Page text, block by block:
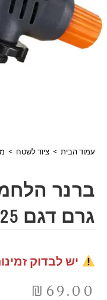
עמוד הבית > ציוד לשטח >
גרם דגם 102425
יש לבדוק
₪ 69.00